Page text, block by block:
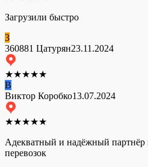
Загрузили быстро
3
360881 Цатурян23.11.2024
★★★★★
В
Виктор Коробко13.07.2024
★★★★★
Адекватный и надёжный
перевозок